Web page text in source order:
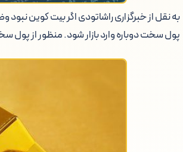
به نقل از خبرگزاری راشاتودی اگر بیت کوین
پول سخت دوباره وارد بازار شود. منظور از پول